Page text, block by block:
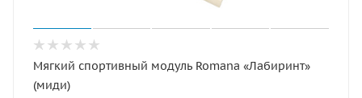
Мягкий спортивный модуль Romana «Лабиринт»
(миди)